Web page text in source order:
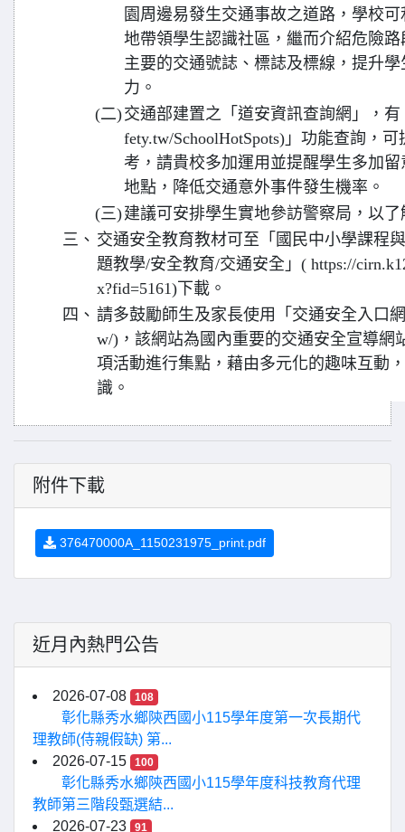
園周邊易發生交通事故之道路，學校
地帶領學生認識社區，繼而介紹危險
主要的交通號誌、標誌及標線，提升
力。
(二)交通部建置之「道安資訊查詢網」，有
fety.tw/SchoolHotSpots)」功能查詢，
考，請貴校多加運用並提醒學生多加
地點，降低交通意外事件發生機率。
(三)建議可安排學生實地參訪警察局，以
三、 交通安全教育教材可至「國民中小學課程
題教學/安全教育/交通安全」( https://
x?fid=5161)下載。
四、 請多鼓勵師生及家長使用「交通安全入口
w/)，該網站為國內重要的交通安全宣導網
項活動進行集點，藉由多元化的趣味互動
識。
附件下載
376470000A_1150231975_print.pdf
近月內熱門公告
2026-07-08 108
彰化縣秀水鄉陝西國小115學年度第一次長期代
理教師(侍親假缺) 第...
2026-07-15
100
彰化縣秀水鄉陝西國小115學年度科技教育代理
教師第三階段甄選結...
2026-07-23
91